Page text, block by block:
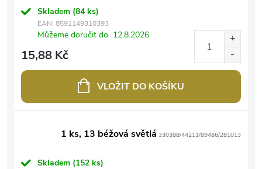
Skladem (84 ks)
EAN: 8591149310393
Můžeme doručit do 12.8.2026
15,88 Kč
VLOŽIT DO KOŠÍKU
1 ks, 13 béžová světlá 330388/44211/89486/281013
Skladem (152 ks)